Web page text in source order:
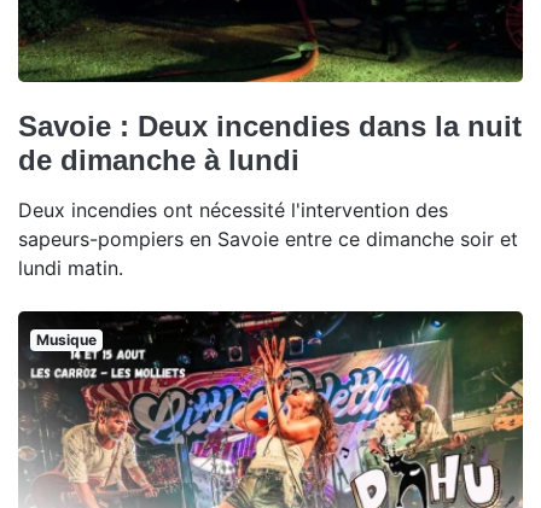
Savoie : Deux incendies dans la nuit
de dimanche à lundi
Deux incendies ont nécessité l'intervention des
sapeurs-pompiers en Savoie entre ce dimanche soir et
lundi matin.
Musique